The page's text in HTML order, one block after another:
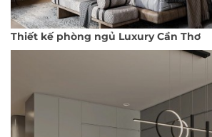
Thiết kế phòng ngủ Luxury Cần Thơ